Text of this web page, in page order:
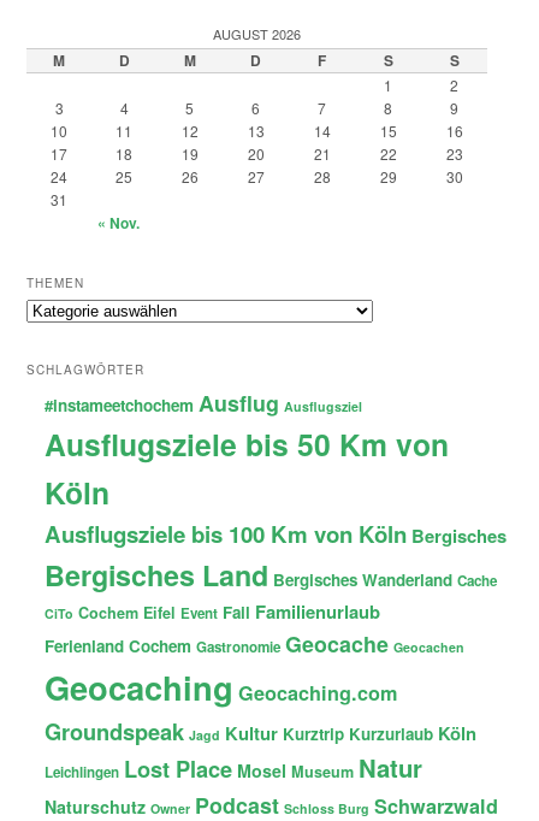
AUGUST 2026
M D M D F S S
1
2
3
4 5 6 7 8
9
10
11 12 13 14 15
16
17
18 19 20 21 22
23
24
25 26 27 28 29
30
31
« Nov.
THEMEN
Themen
SCHLAGWÖRTER
#instameetchochem Ausflug Ausflugsziel
Ausflugsziele bis 50 Km von
Köln
Ausflugsziele bis 100 Km von Köln Bergisches
Bergisches Land Bergisches Wanderland Cache
CiTo Cochem Eifel Event Fail Familienurlaub
Ferienland Cochem Gastronomie Geocache Geocachen
Geocaching Geocaching.com
Groundspeak Jagd Kultur Kurztrip Kurzurlaub Köln
Leichlingen Lost Place Mosel Museum Natur
Naturschutz Owner Podcast Schloss Burg Schwarzwald